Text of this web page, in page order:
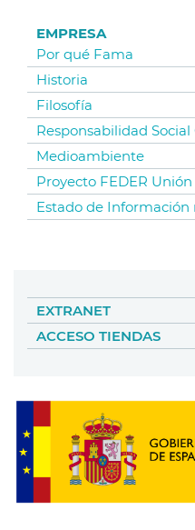
EMPRESA
Por qué Fama
Historia
Filosofía
Responsabilidad
Medioambiente
Proyecto FEDER
Estado de Información
EXTRANET
ACCESO TIENDAS